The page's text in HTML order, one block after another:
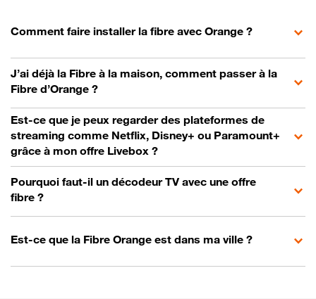
Comment faire installer la fibre avec Orange ?
J’ai déjà la Fibre à la maison, comment passer à la
Fibre d’Orange ?
Est-ce que je peux regarder des plateformes de
streaming comme Netflix, Disney+ ou Paramount+
grâce à mon offre Livebox ?
Pourquoi faut-il un décodeur TV avec une offre
fibre ?
Est-ce que la Fibre Orange est dans ma ville ?